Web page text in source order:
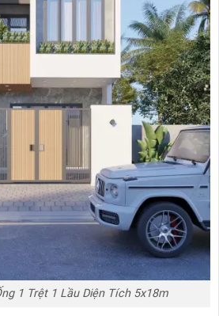
1 Trệt 1 Lầu Diện Tích 5x18m